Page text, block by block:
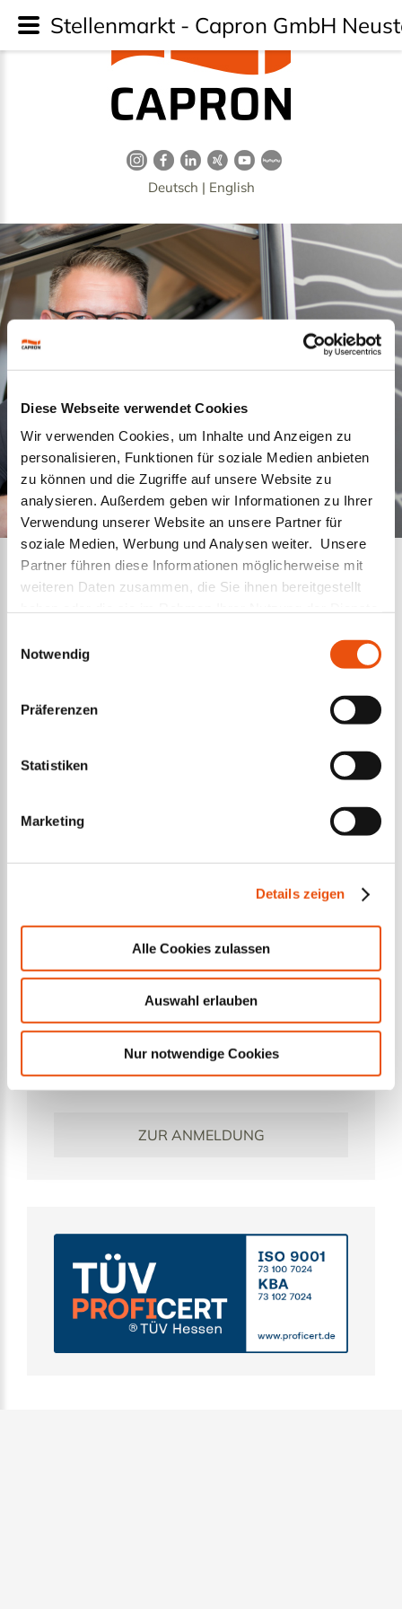
Diese Webseite verwendet Cookies
Wir verwenden Cookies, um Inhalte und Anzeigen zu
personalisieren, Funktionen für soziale Medien anbieten
zu können und die Zugriffe auf unsere Website zu
analysieren. Außerdem geben wir Informationen zu Ihrer
Verwendung unserer Website an unsere Partner für
soziale Medien, Werbung und Analysen weiter. Unsere
Partner führen diese Informationen möglicherweise mit
weiteren Daten zusammen, die Sie ihnen bereitgestellt
Sie unterDatenschutz
Notwendig
Präferenzen
Statistiken
Marketing
Details zeigen
Alle Cookies zulassen
Auswahl erlauben
Nur notwendige Cookies
Deutsch | English
Die von Ihnen aufgerufene Stellenanzeige ist nicht mehr
verfügbar. Klicken Sie auf "zurück" um in den
Stellenmarkt zu gelangen.
Vielen Dank für Ihr Verständnis.
In Zusammenarbeit mit den Zukunftsmachern
Ausbildung bei CAPRON. Die Zukunftsmacher...
WEITERLESEN...
Seit
Werksbesichtigung
Sie möchten die Entstehung unserer
Reisefahrzeuge direkt vor Ort einmal selbst
ZUR ANMELDUNG
Stellenmarkt - Capron GmbH